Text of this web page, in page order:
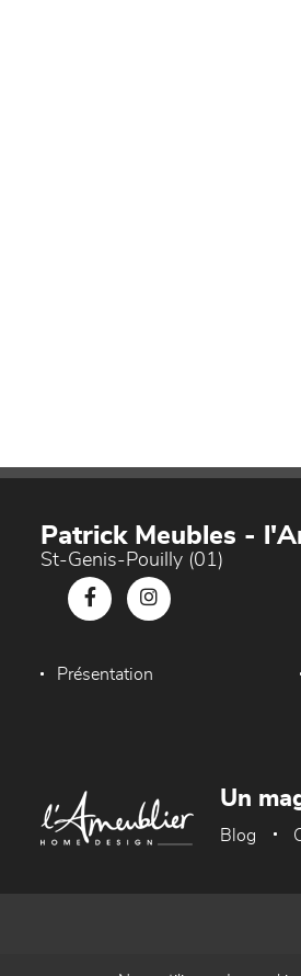
Patrick Meubles -
St-Genis-Pouilly (01)
Présentation
Un
Blog